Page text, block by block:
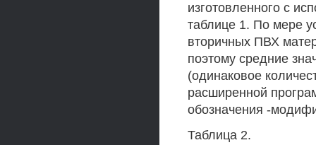
изготовленного с
таблице 1. По мере
вторичных ПВХ
поэтому средние
(одинаковое
расширенной
обозначения -
Таблица 2.